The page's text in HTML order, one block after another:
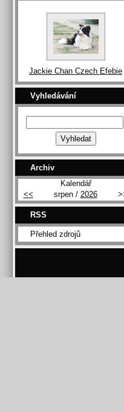
Jackie Chan Czech Efebie
Vyhledávání
Archiv
Kalendář
<<
srpen / 2026
RSS
Přehled zdrojů